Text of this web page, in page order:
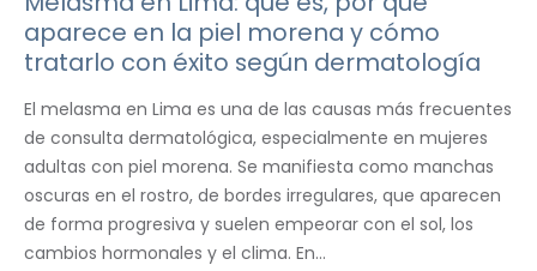
aparece en la piel morena y cómo
tratarlo con éxito según dermatología
El melasma en Lima es una de las causas más frecuentes
de consulta dermatológica, especialmente en mujeres
adultas con piel morena. Se manifiesta como manchas
oscuras en el rostro, de bordes irregulares, que aparecen
de forma progresiva y suelen empeorar con el sol, los
cambios hormonales y el clima. En…